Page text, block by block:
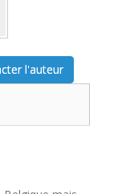
l'auteur